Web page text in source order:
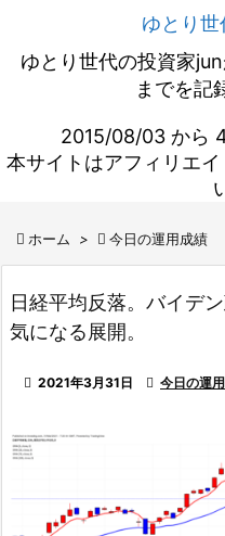
ゆとり
ゆとり世代の投資家
までを記
2015/08/03 から
本サイトはアフィリエ
 ホーム >  今日の運用成績
日経平均反落。バイデ
気になる展開。
 2021年3月31日  今日の運